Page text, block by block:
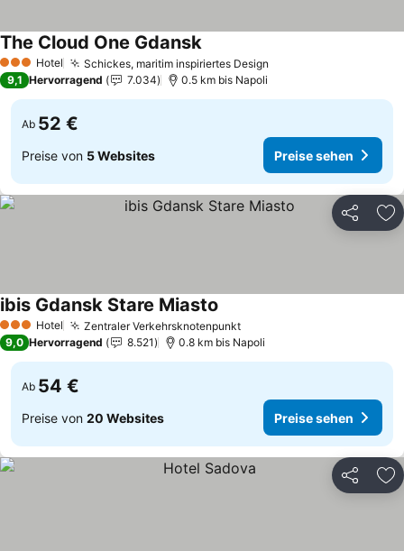
3 SterneHotel Schickes, maritim inspiriertes Design
The Cloud One Gdansk
9,1 Hervorragend 7.034 0.5 km bis Napoli
Ab 52 €
Preise von 5 Websites Preise sehen
Teilen
3 SterneHotel Zentraler Verkehrsknotenpunkt
ibis Gdansk Stare Miasto
9,0 Hervorragend 8.521 0.8 km bis Napoli
Ab 54 €
Preise von 20 Websites Preise sehen
Teilen